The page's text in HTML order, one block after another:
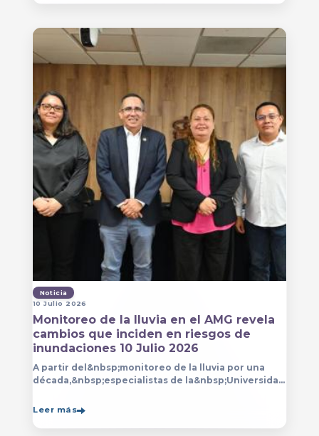
Noticia
10 Julio 2026
Monitoreo de la lluvia en el AMG revela
cambios que inciden en riesgos de
inundaciones 10 Julio 2026
A partir del&nbsp;monitoreo de la lluvia por una
década,&nbsp;especialistas de la&nbsp;Universidad
Leer más